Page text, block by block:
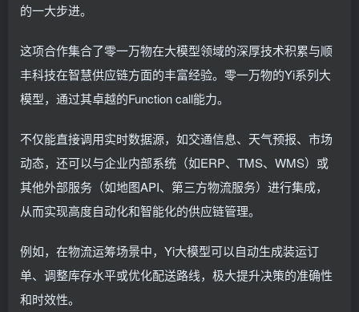
的一大步进。
这项合作集合了零一万物在大模型领域的深厚技术积累与顺
丰科技在智慧供应链方面的丰富经验。零一万物的Yi系列大
模型，通过其卓越的Function call能力。
不仅能直接调用实时数据源，如交通信息、天气预报、市场
动态，还可以与企业内部系统（如ERP、TMS、WMS）或
其他外部服务（如地图API、第三方物流服务）进行集成，
从而实现高度自动化和智能化的供应链管理。
例如，在物流运筹场景中，Yi大模型可以自动生成装运订
单、调整库存水平或优化配送路线，极大提升决策的准确性
和时效性。